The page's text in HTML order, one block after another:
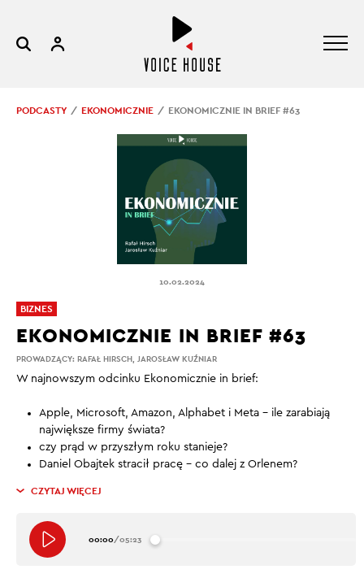
PODCASTY EKONOMICZNIE EKONOMICZNIE IN BRIEF #63
10.02.2024
PROWADZĄCY: RAFAŁ HIRSCH, JAROSŁAW KUŹNIAR
EKONOMICZNIE IN BRIEF #63
W najnowszym odcinku Ekonomicznie in brief:
Apple, Microsoft, Amazon, Alphabet i Meta – ile zarabiają
największe firmy świata?
czy prąd w przyszłym roku stanieje?
Daniel Obajtek stracił pracę – co dalej z Orlenem?
CZYTAJ WIĘCEJ
00:00/05:23
BIZNES